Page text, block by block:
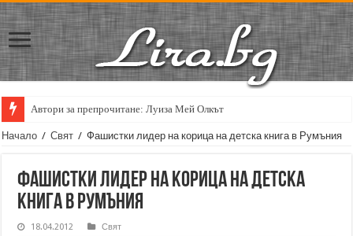
Автори за препрочитане: Луиза Мей Олкът
Начало / Свят / Фашистки лидер на корица на детска книга в Румъния
Фашистки лидер на корица на детска
книга в Румъния
18.04.2012 Свят